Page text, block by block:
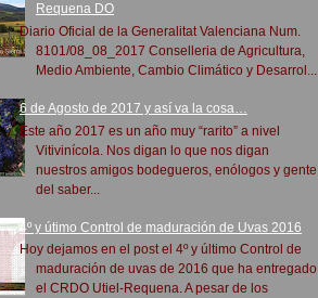
Requena DO
Diario Oficial de la Generalitat Valenciana Num.
8101/08_08_2017 Conselleria de Agricultura,
Medio Ambiente, Cambio Climático y Desarrol...
6 de Agosto de 2017 y así va la cosa…
Este año 2017 es un año muy “rarito” a nivel
Vitivinícola. Nos digan lo que nos digan
nuestros amigos bodegueros, enólogos y gente
del saber...
4º y útimo Control de maduración de Uvas 2016
Hoy dejamos en el post el 4º y último Control de
maduración de uvas de 2016 que ha entregado
el CRDO Utiel-Requena. A pesar de los